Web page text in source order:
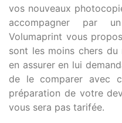
vos nouveaux
accompagner par
Volumaprint vous
sont les moins chers
en assurer en lui
de le comparer avec
préparation de votre
vous sera pas tarifée.